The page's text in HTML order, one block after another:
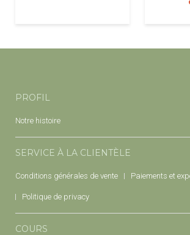
PROFIL
Notre histoire
SERVICE À LA CLIENTÈLE
Conditions générales de vente Paiements et
Politique de privacy
COURS